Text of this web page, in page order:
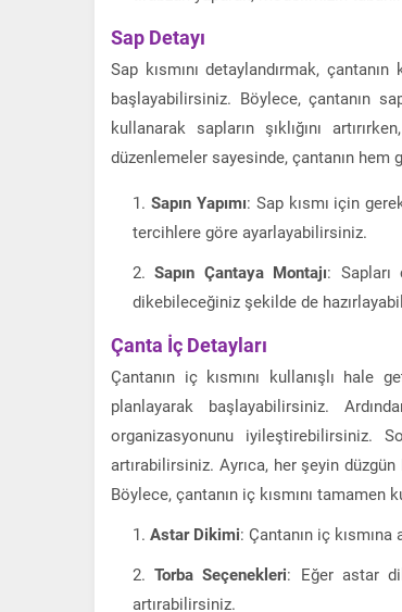
Sap Detayı
Sap kısmını detaylandırmak,
başlayabilirsiniz. Böylece, çantanın
kullanarak sapların şıklığını
düzenlemeler sayesinde, çantanın hem
Sapın Yapımı: Sap kısmı için
tercihlere göre ayarlayabilirsiniz.
Sapın Çantaya Montajı: Sapları
dikebileceğiniz şekilde de
Çanta İç Detayları
Çantanın iç kısmını kullanışlı
planlayarak başlayabilirsiniz.
organizasyonunu iyileştirebilirsiniz.
artırabilirsiniz. Ayrıca, her şeyin
Böylece, çantanın iç kısmını tamamen
Astar Dikimi: Çantanın iç
Torba Seçenekleri: Eğer astar
artırabilirsiniz.